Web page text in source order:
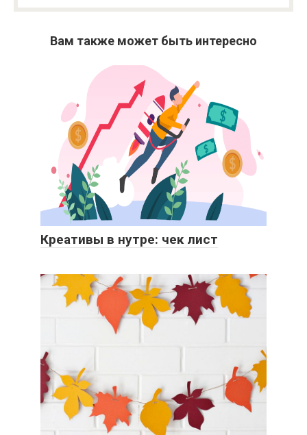
Вам также может быть интересно
Креативы в нутре: чек лист